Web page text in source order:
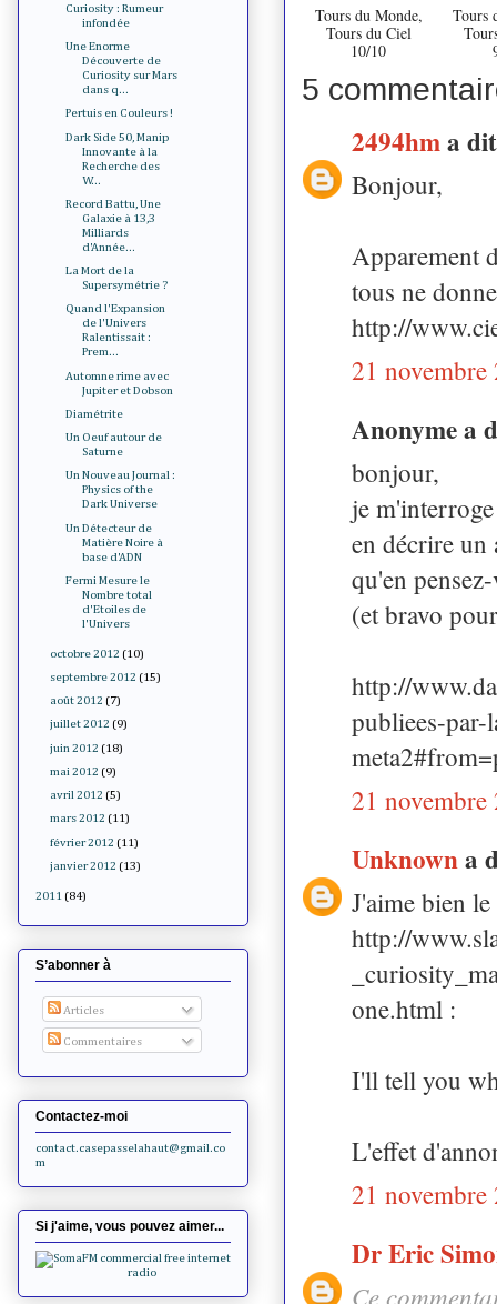
Tours du Monde,
Tours du Ciel
10/10
Tours
5
2494hma
Bonjour,
Apparement
tous ne
http://
21
Anonyme a
bonjour,
je
en décrire un
qu'en
(et bravo
http://
publiees-par-
21
Unknowna
J'aime bien
http://
one.html :
I'll tell you
L'effet
21
Dr Eric
Ce
Curiosity : Rumeur
infondée
Une Enorme
Découverte de
Curiosity sur Mars
dans q...
Pertuis en Couleurs !
Dark Side 50, Manip
Innovante à la
Recherche des
W...
Record Battu, Une
Galaxie à 13,3
Milliards
d'Année...
La Mort de la
Supersymétrie ?
Quand l'Expansion
de l'Univers
Ralentissait :
Prem...
Automne rime avec
Jupiter et Dobson
Diamétrite
Un Oeuf autour de
Saturne
Un Nouveau Journal :
Physics of the
Dark Universe
Un Détecteur de
Matière Noire à
base d'ADN
Fermi Mesure le
Nombre total
d'Etoiles de
l'Univers
octobre 2012 (10)
septembre 2012 (15)
août 2012 (7)
juillet 2012 (9)
juin 2012 (18)
mai 2012 (9)
avril 2012 (5)
mars 2012 (11)
février 2012 (11)
janvier 2012 (13)
2011 (84)
S’abonner à
Articles
Commentaires
Contactez-moi
contact.casepasselahaut@gmail.co
m
Si j'aime, vous pouvez aimer...